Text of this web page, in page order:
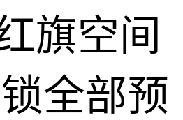
旗空间
全部预